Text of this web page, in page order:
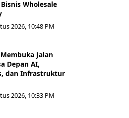
Wholesale
2026, 10:48 PM
Jalan
Depan AI,
dan Infrastruktur
2026, 10:33 PM